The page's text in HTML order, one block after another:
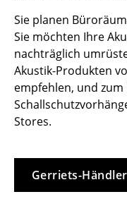
Schreibtische
Sekretäre & PC-
Konferenztische
Stehtische &
Kindertische
Gartentische
Servierwagen
Sie planen
Sie möchten Ihre
nachträglich
Akustik-Produkten
empfehlen, und zum
Stores.
Gerriets-